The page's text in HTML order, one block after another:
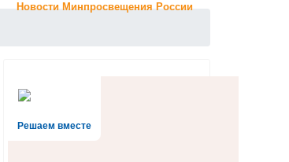
Новости Минпросвещения России
Решаем вместе